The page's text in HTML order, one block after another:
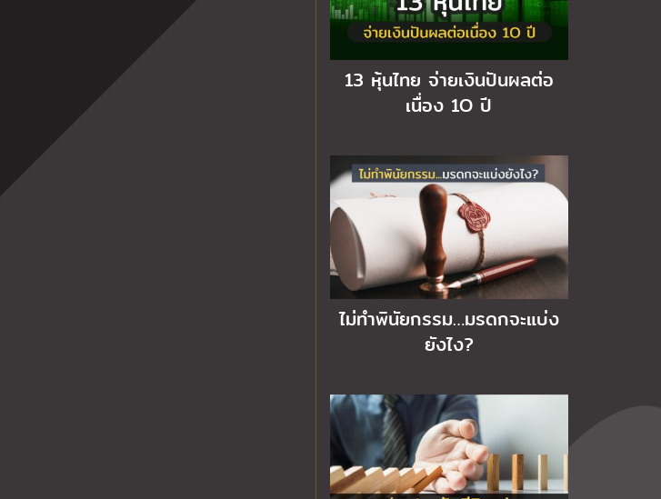
13 หุ้นไทย จ่ายเงินปันผลต่อ
เนื่อง 1O ปี
ไม่ทำพินัยกรรม…มรดกจะแบ่ง
ยังไง?